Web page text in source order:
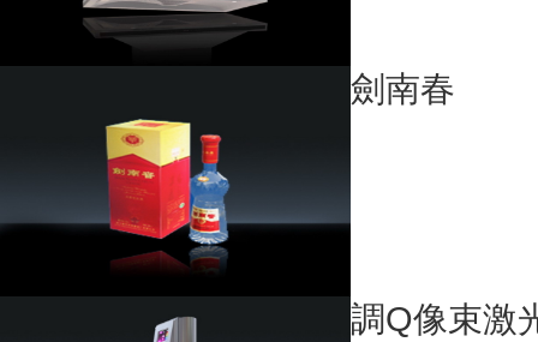
劍南春
調Q像束激